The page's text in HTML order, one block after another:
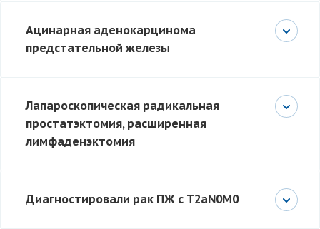
Ацинарная аденокарцинома
предстательной железы
Лапароскопическая радикальная
простатэктомия, расширенная
лимфаденэктомия
Диагностировали рак ПЖ с Т2аN0M0